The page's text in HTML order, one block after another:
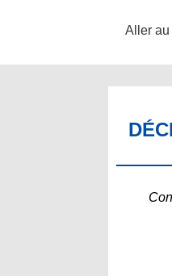
Aller au